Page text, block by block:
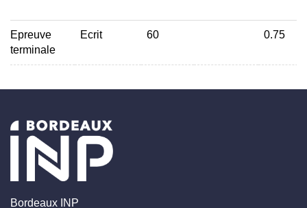
Epreuve
terminale
Ecrit 60 0.75
Bordeaux INP